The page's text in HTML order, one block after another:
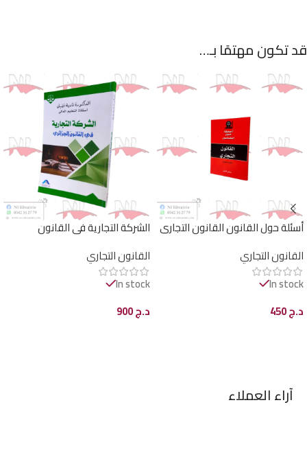
قد تكون مهتمًا بـ…
أسئلة حول القانون القانون التجاري
القانون التجاري
In stock
د.ج
الشركة التجارية في القانون
القانون التجاري
In stock
د.ج
آراء العملاء